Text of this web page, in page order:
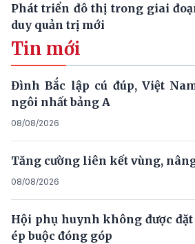
Phát triển đô thị trong giai
duy quản trị mới
Tin mới
Đình Bắc lập cú đúp, Việt
ngôi nhất bảng A
08/08/2026
Tăng cường liên kết vùng,
08/08/2026
Hội phụ huynh không được
ép buộc đóng góp